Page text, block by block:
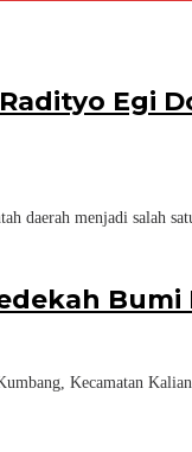
Egi
daerah menjadi salah
Kecamatan